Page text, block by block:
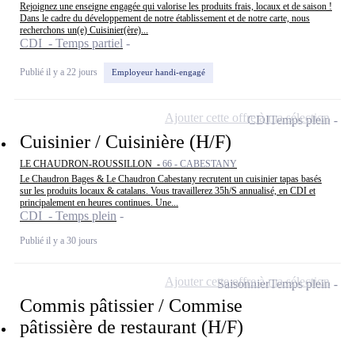
Rejoignez une enseigne engagée qui valorise les produits frais, locaux et de saison !
Dans le cadre du développement de notre établissement et de notre carte, nous
recherchons un(e) Cuisinier(ère)...
CDI - Temps partiel
Publié il y a 22 jours Employeur handi-engagé
Cuisinier / Cuisinière (H/F)
LE CHAUDRON-ROUSSILLON - 66 - CABESTANY
Le Chaudron Bages & Le Chaudron Cabestany recrutent un cuisinier tapas basés
sur les produits locaux & catalans. Vous travaillerez 35h/S annualisé, en CDI et
principalement en heures continues. Une...
CDI - Temps plein
Publié il y a 30 jours
CDITemps plein
Ajouter cette offre à ma sélection
Commis pâtissier / Commise
pâtissière de restaurant (H/F)
SaisonnierTemps plein
Ajouter cette offre à ma sélection